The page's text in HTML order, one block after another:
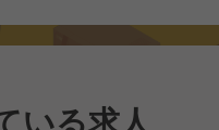
いる求人